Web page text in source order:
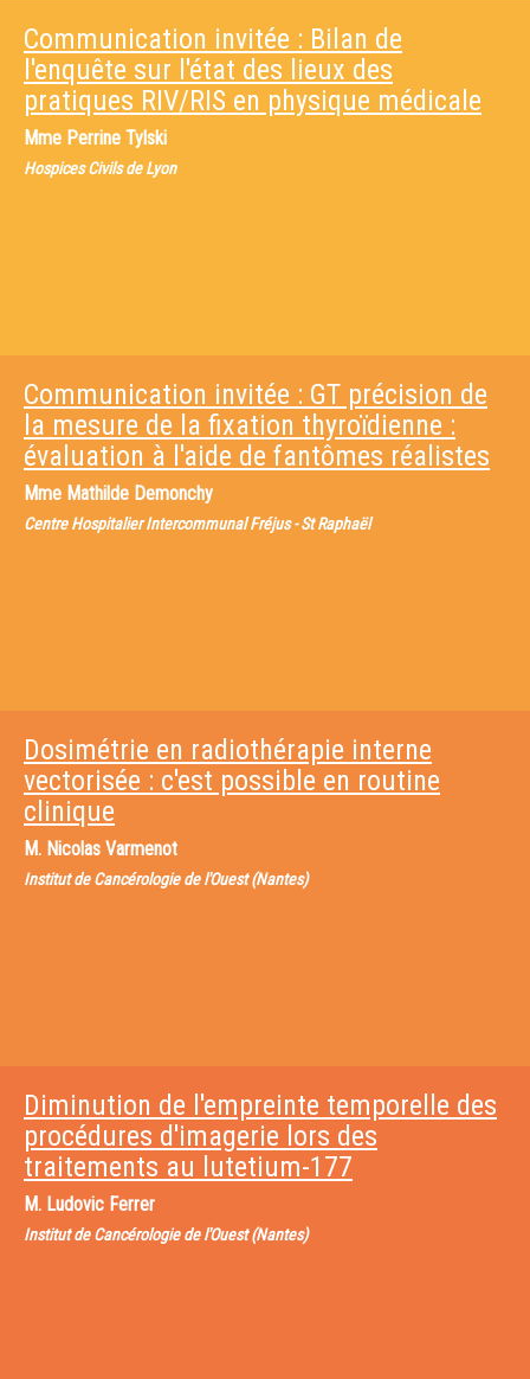
Communication invitée : Bilan de
l'enquête sur l'état des lieux des
pratiques RIV/RIS en physique médicale
Mme Perrine Tylski
Hospices Civils de Lyon
Communication invitée : GT précision de
la mesure de la fixation thyroïdienne :
évaluation à l'aide de fantômes réalistes
Mme Mathilde Demonchy
Centre Hospitalier Intercommunal Fréjus - St Raphaël
Dosimétrie en radiothérapie interne
vectorisée : c'est possible en routine
clinique
M. Nicolas Varmenot
Institut de Cancérologie de l'Ouest (Nantes)
Diminution de l'empreinte temporelle des
procédures d'imagerie lors des
traitements au lutetium-177
M. Ludovic Ferrer
Institut de Cancérologie de l'Ouest (Nantes)